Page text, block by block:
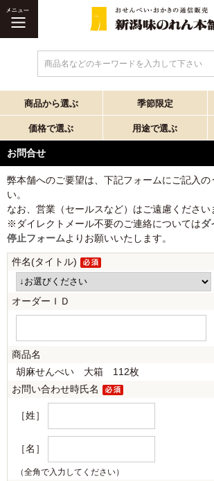
商品名などのキーワードを入力して下さい
商品から選ぶ 季節限定
価格で選ぶ 用途で選ぶ
お問合せ
弊本舗へのご要望は、下記フォームにご記入の
い。
なお、営業（セールスなど）はご遠慮ください
※ダイレクトメール不要のご連絡についてはダ
停止フォームよりお願いいたします。
件名(タイトル)
オーダーＩＤ
商品名
胡麻せんべい 大箱 112枚
お問い合わせ時氏名
［姓］
［名］
（全角で入力してください）